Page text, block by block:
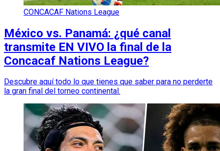
CONCACAF Nations League
México vs. Panamá: ¿qué canal
transmite EN VIVO la final de la
Concacaf Nations League?
Descubre aquí todo lo que tienes que saber para no perderte
la gran final del torneo continental.